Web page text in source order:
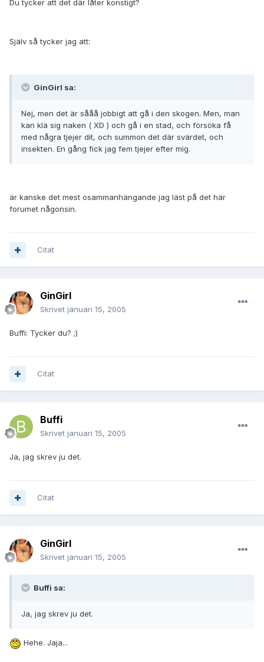
Du tycker att det där låter konstigt?
Själv så tycker jag att:
GinGirl sa:
Nej, men det är sååå jobbigt att gå i den skogen. Men, man
kan klä sig naken ( XD ) och gå i en stad, och försöka få
med några tjejer dit, och summon det där svärdet, och
insekten. En gång fick jag fem tjejer efter mig.
är kanske det mest osammanhängande jag läst på det här
forumet någonsin.
Citat
GinGirl
Skrivet januari 15, 2005
Buffi: Tycker du? ;)
Citat
Buffi
Skrivet januari 15, 2005
Ja, jag skrev ju det.
Citat
GinGirl
Skrivet januari 15, 2005
Buffi sa:
Ja, jag skrev ju det.
Hehe. Jaja...